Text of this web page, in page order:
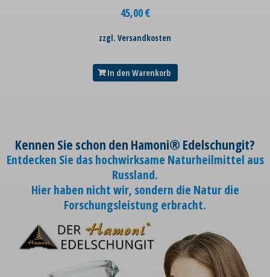
45,00€
zzgl. Versandkosten
In den Warenkorb
Kennen Sie schon den Hamoni® Edelschungit?
Entdecken Sie das hochwirksame Naturheilmittel aus
Russland.
Hier haben nicht wir, sondern die Natur die
Forschungsleistung erbracht.